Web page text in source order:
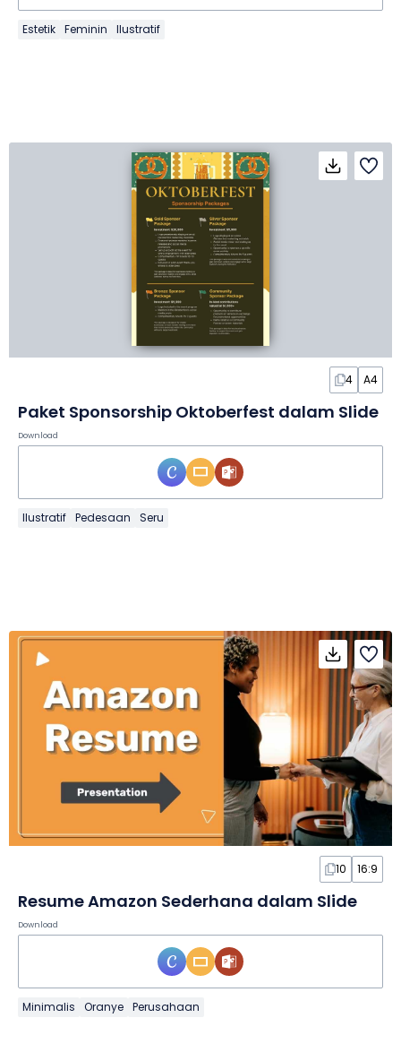
Estetik Feminin Ilustratif
4 A4
Paket Sponsorship Oktoberfest dalam Slide
Download
Ilustratif Pedesaan Seru
10 16:9
Resume Amazon Sederhana dalam Slide
Download
Minimalis Oranye Perusahaan